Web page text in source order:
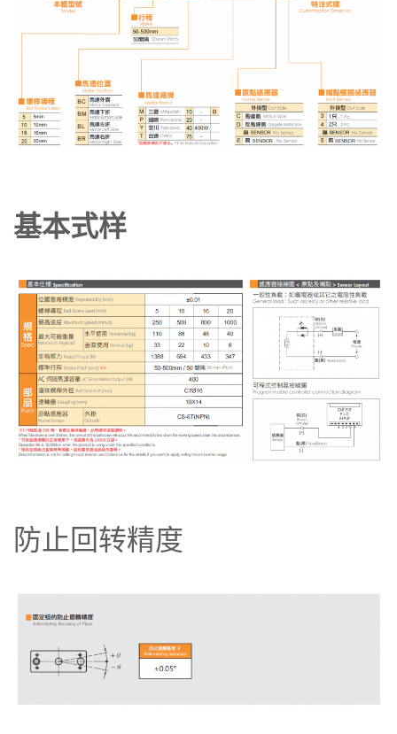
基本式样
防止回转精度